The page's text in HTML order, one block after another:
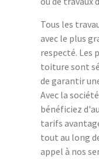
Tous les
avec le plus
respecté. Les
toiture sont
de garantir
Avec la
bénéficiez
tarifs
tout au long
appel à nos